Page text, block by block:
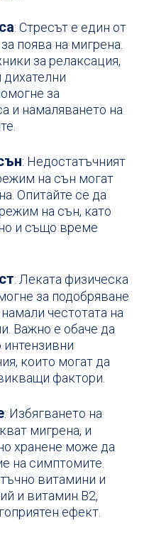
: Стресът е един от
поява на мигрена.
за релаксация,
дихателни
за
и намаляването на
: Недостатъчният
на сън могат
Опитайте се да
на сън, като
и също време
: Леката физическа
за подобряване
честотата на
Важно е обаче да
интензивни
които могат да
фактори.
: Избягването на
мигрена, и
хранене може да
на симптомите.
витамини и
и витамин B2,
ефект.